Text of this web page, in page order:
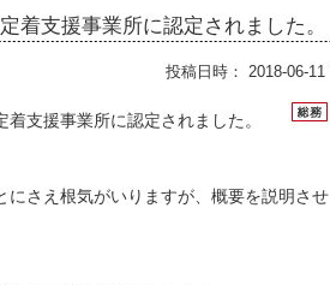
着支援事業所に認定されました。
投稿日時： 2018-06-11
支援事業所に認定されました。
さえ根気がいりますが、概要を説明させ